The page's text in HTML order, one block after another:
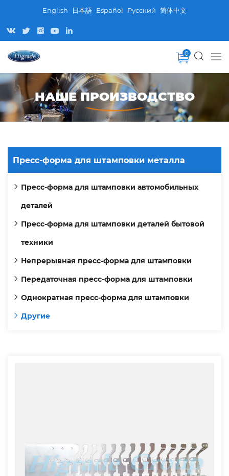
English 日本語 Español Pусский 简体中文
0
НАШЕ ПРОИЗВОДСТВО
Пресс-форма для штамповки металла
Пресс-форма для штамповки автомобильных
деталей
Пресс-форма для штамповки деталей бытовой
техники
Непрерывная пресс-форма для штамповки
Передаточная пресс-форма для штамповки
Однократная пресс-форма для штамповки
Другие